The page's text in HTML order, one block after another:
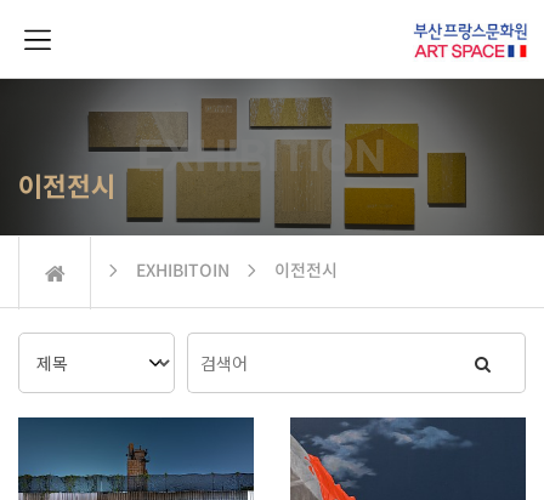
이전전시
 EXHIBITOIN  이전전시